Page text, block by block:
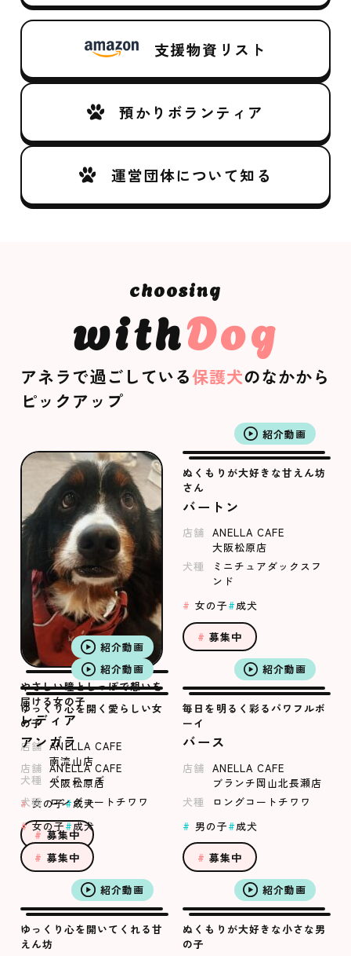
支援物資リスト
預かりボランティア
運営団体について知る
withDog
アネラで過ごしている保護犬のなかから
ピックアップ
紹介動画
やさしい瞳としっぽで想いを
届ける女の子
レディア
店舗 ANELLA CAFE
南流山店
犬種
バーニーズ
女の子 成犬
募集中
紹介動画
ぬくもりが大好きな甘えん坊
さん
バートン
店舗 ANELLA CAFE
大阪松原店
犬種
ミニチュアダックスフ
ンド
女の子
成犬
募集中
紹介動画
ゆっくり心を開く愛らしい女
の子
アンガラ
店舗 ANELLA CAFE
大阪松原店
犬種 ロングコートチワワ
女の子 成犬
募集中
紹介動画
毎日を明るく彩るパワフルボ
ーイ
バース
店舗 ANELLA CAFE
ブランチ岡山北長瀬店
犬種
ロングコートチワワ
男の子
成犬
募集中
紹介動画
ゆっくり心を開いてくれる甘
えん坊
紹介動画
ぬくもりが大好きな小さな男
の子